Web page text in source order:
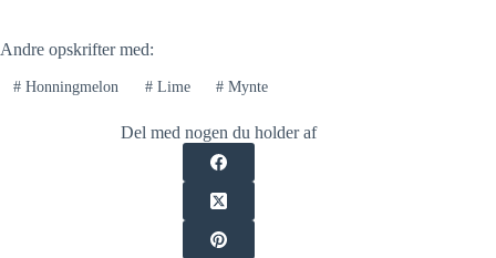
Andre opskrifter med:
#Honningmelon #Lime # Mynte
Del med nogen du holder af